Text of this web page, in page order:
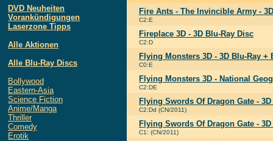
DVD Neuheiten
Vorankündigungen
Laserzone Tipps
Alle Aktionen
Alle Blu-Ray Discs
Bollywood
Eastern-Asia
Science Fiction
Anime/Manga
Thriller
Comedy
Erotik
Fire Ants - The Invincible Army -
C2:E
Fireplace 3D - 3D Blu-Ray Disc
C2:D
Flying Monsters 3D - 3D Blu-Ray +
C0:E
Flying Monsters 3D - National
C2:DE
Flying Swords Of Dragon Gate -
C2:Dd (CN/2011)
Flying Swords Of Dragon Gate -
C1: (CN/2011)